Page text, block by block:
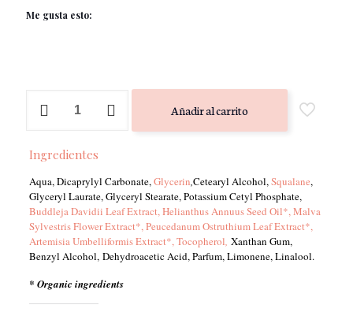
Me gusta esto:
cantidad
Añadir al carrito
Ingredientes
Aqua, Dicaprylyl Carbonate,Glycerin,Cetearyl Alcohol,Squalane,
Glyceryl Laurate, Glyceryl Stearate, Potassium Cetyl Phosphate,
Buddleja Davidii Leaf Extract, Helianthus Annuus Seed Oil*, Malva
Sylvestris Flower Extract*, Peucedanum Ostruthium Leaf Extract*,
Artemisia Umbelliformis Extract*, Tocopherol, Xanthan Gum,
Benzyl Alcohol, Dehydroacetic Acid, Parfum, Limonene, Linalool.
* Organic ingredients